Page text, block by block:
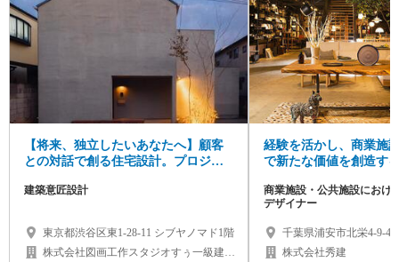
【将来、独立したいあなたへ】顧客
との対話で創る住宅設計。プロジェ
への道を切り拓く
建築意匠設計
東京都渋谷区東1-28-11 シブヤノマド1階
株式会社図画工作スタジオすぅ一級建築
経験を活かし、商業施
で新たな価値を創造す
商業施設・公共施設におけ
デザイナー
千葉県浦安市北栄4-9-4
株式会社秀建